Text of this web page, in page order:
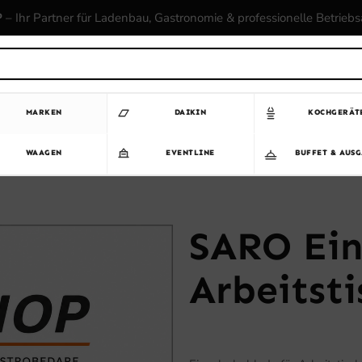
– Ihr Partner für Ladenbau, Gastronomie & professionelle
MARKEN DAIKIN
WAAGEN EVENTLINE BUFFET &
SARO